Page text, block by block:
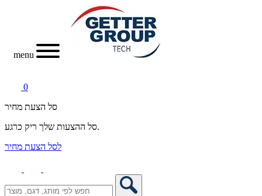
menu
0
סל הצעת מחיר
סל ההצעות שלך ריק כרגע.
לסל הצעת מחיר